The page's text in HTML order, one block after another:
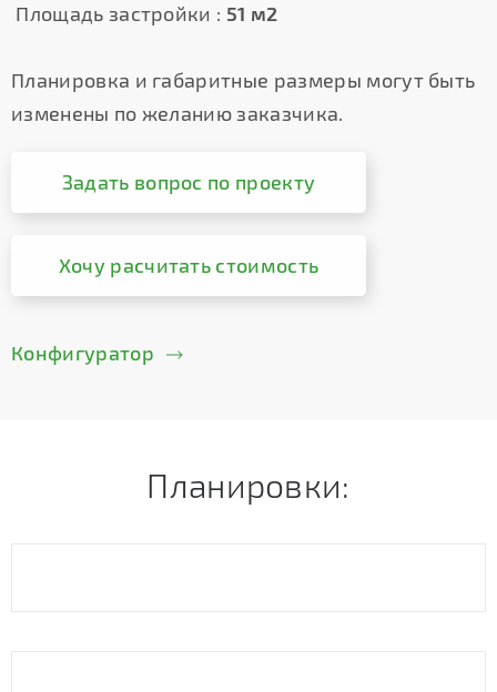
Площадь застройки : 51 м2
Планировка и габаритные размеры могут быть
изменены по желанию заказчика.
Задать вопрос по проекту
Хочу расчитать стоимость
Конфигуратор
Планировки: